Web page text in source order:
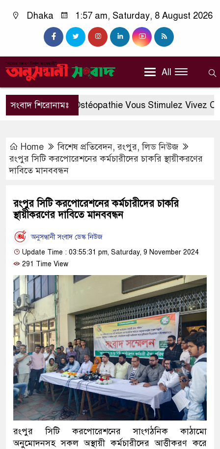
Dhaka 1:57 am, Saturday, 8 August 2026
All
সংবাদ শিরোনামঃ
Docteur En Ostéopathie Vous Stimulez Vivez
Home বিশেষ প্রতিবেদন,রংপুর,লিড নিউজ
রংপুর সিটি করপোরেশনের কর্মচারীদের চাকরি স্থায়ীকরণের
দাবিতে মানববন্ধন
রংপুর সিটি করপোরেশনের কর্মচারীদের চাকরি
স্থায়ীকরণের দাবিতে মানববন্ধন
অনুসন্ধানী সংবাদ ডেস্ক নিউজ
Update Time : 03:55:31 pm, Saturday, 9 November 2024
291 Time View
রংপুর সিটি করপোরেশনের সাংগঠনিক কাঠামো
অনুমোদনসহ সকল অস্থায়ী কর্মচারীদের আত্তীকরণ করে